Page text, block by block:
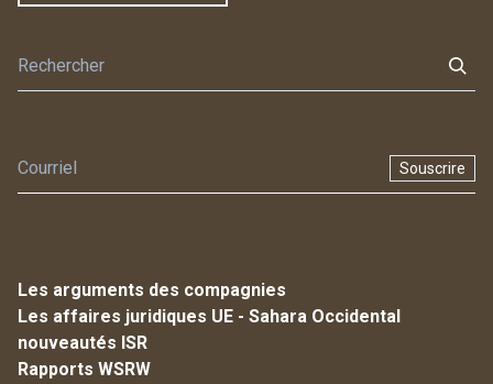
Souscrire
Les arguments des compagnies
Les affaires juridiques UE - Sahara Occidental
nouveautés ISR
Rapports WSRW